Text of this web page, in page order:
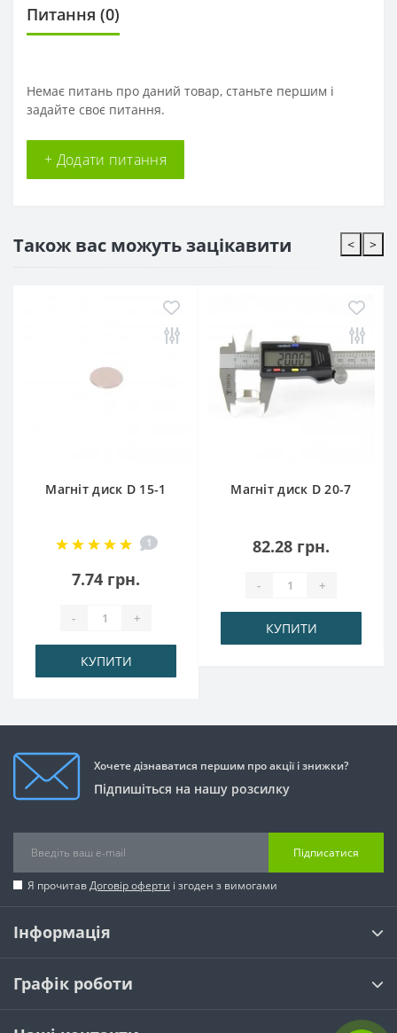
Питання (0)
Немає питань про даний товар, станьте першим і
задайте своє питання.
+ Додати питання
Також вас можуть зацікавити <
Магніт диск D 15-1
1
7.74 грн.
- +
КУПИТИ
Магніт диск D 20-7
82.28 грн.
- +
КУПИТИ
>
Хочете дізнаватися першим про акції і знижки?
Підпишіться на нашу розсилку
Підписатися
Я прочитавДоговір оферти і згоден з вимогами
Інформація
Графік роботи